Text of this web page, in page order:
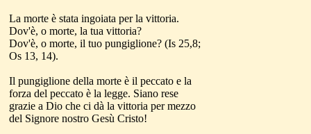
La morte è stata ingoiata per la vittoria.
Dov'è, o morte, la tua vittoria?
Dov'è, o morte, il tuo pungiglione? (Is 25,8;
Os 13, 14).
Il pungiglione della morte è il peccato e la
forza del peccato è la legge. Siano rese
grazie a Dio che ci dà la vittoria per mezzo
del Signore nostro Gesù Cristo!